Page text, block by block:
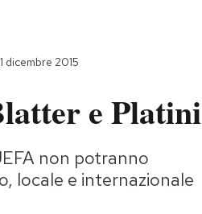
dicembre 2015
e Platini
non potranno
locale e internazionale